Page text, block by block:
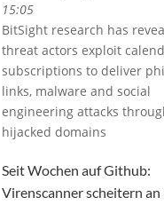
15:05
BitSight research has
threat actors exploit
subscriptions to deliver
links, malware and social
engineering attacks
hijacked domains
Seit Wochen auf Github:
Virenscanner scheitern an